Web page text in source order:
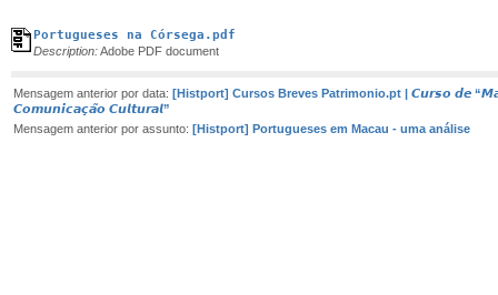
Portugueses na Córsega.pdf
Description:Adobe PDF document
Mensagem anterior por data: [Histport] Cursos Breves Patrimonio.pt | 𝘾𝙪𝙧𝙨𝙤 𝙙𝙚
𝘾𝙤𝙢𝙪𝙣𝙞𝙘𝙖𝙘̧𝙖̃𝙤 𝘾𝙪𝙡𝙩𝙪𝙧𝙖𝙡”
Mensagem anterior por assunto: [Histport] Portugueses em Macau - uma análise